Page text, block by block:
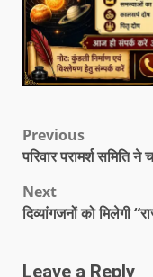
Previous
परिवार परामर्श समिति ने
Next
दिव्यांगजनों को मिलेगी
Leave a Reply